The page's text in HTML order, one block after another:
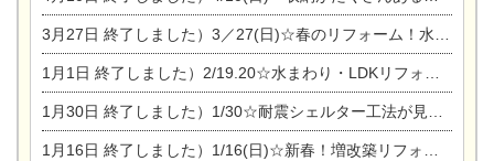
3月27日 終了しました）3／27(日)☆春のリフォーム！水まわりLDKリフォーム相談会&今がチャンス！エアコン相談会
1月1日 終了しました）2/19.20☆水まわり・LDKリフォーム相談会＆エアコン相談会
1月30日 終了しました）1/30☆耐震シェルター工法が見れる完成見学会
1月16日 終了しました）1/16(日)☆新春！増改築リフォーム&家の修理まつり